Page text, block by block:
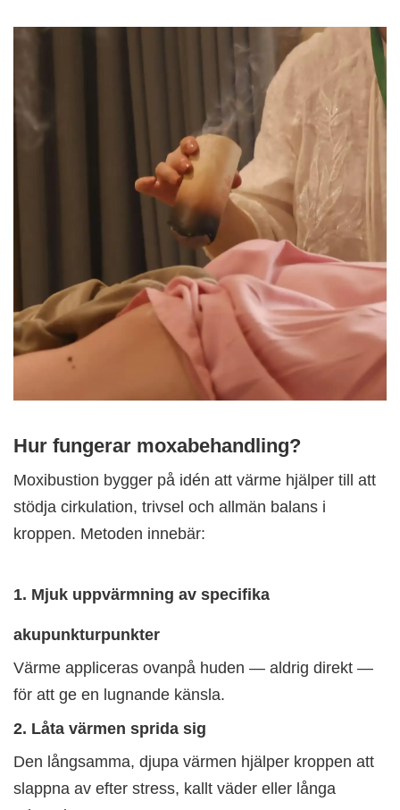
Hur fungerar moxabehandling?
Moxibustion bygger på idén att värme hjälper till att
stödja cirkulation, trivsel och allmän balans i
kroppen. Metoden innebär:
1. Mjuk uppvärmning av specifika
akupunkturpunkter
Värme appliceras ovanpå huden — aldrig direkt —
för att ge en lugnande känsla.
2. Låta värmen sprida sig
Den långsamma, djupa värmen hjälper kroppen att
slappna av efter stress, kallt väder eller långa